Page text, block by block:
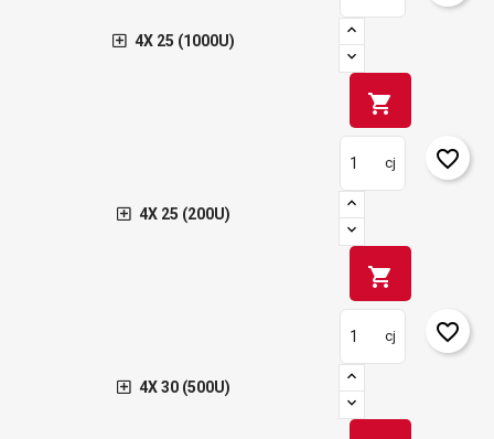
4X 25 (1000U)
shopping_cart
4X 25 (200U)
cj
shopping_cart
favorite_border
4X 30 (500U)
cj favorite_border